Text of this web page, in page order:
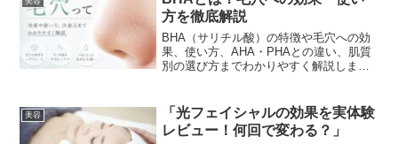
方を徹底解説
BHA（サリチル酸）の特徴や毛穴への効
果、使い方、AHA・PHAとの違い、肌質
別の選び方までわかりやすく解説しま
美容
「光フェイシャルの効果を実体験
レビュー！何回で変わる？」